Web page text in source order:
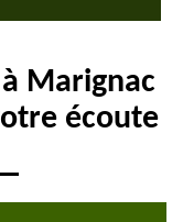
Marignac
écoute